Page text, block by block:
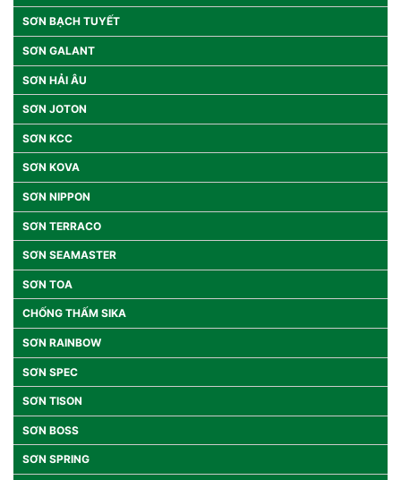
SƠN BẠCH TUYẾT
SƠN GALANT
SƠN HẢI ÂU
SƠN JOTON
SƠN KCC
SƠN KOVA
SƠN NIPPON
SƠN TERRACO
SƠN SEAMASTER
SƠN TOA
CHỐNG THẤM SIKA
SƠN RAINBOW
SƠN SPEC
SƠN TISON
SƠN BOSS
SƠN SPRING